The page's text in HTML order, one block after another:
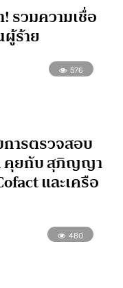
รวมความเชื่อ
ร้าย
576
ารตรวจสอบ
คุยกับ สุภิญญา
และเครือ
480